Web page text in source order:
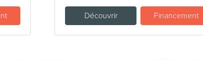
Découvrir Financement